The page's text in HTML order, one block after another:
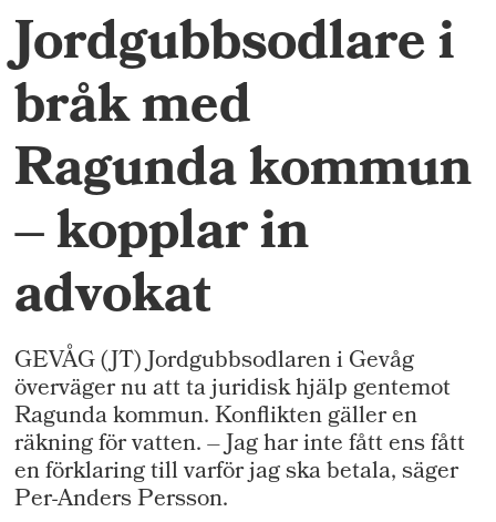
Jordgubbsodlare i
bråk med
Ragunda kommun
– kopplar in
advokat
GEVÅG (JT) Jordgubbsodlaren i Gevåg
överväger nu att ta juridisk hjälp gentemot
Ragunda kommun. Konflikten gäller en
räkning för vatten. – Jag har inte fått ens fått
en förklaring till varför jag ska betala, säger
Per-Anders Persson.